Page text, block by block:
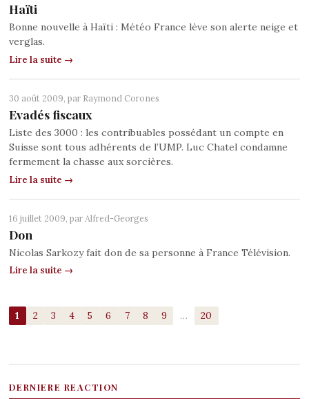
Haïti
Bonne nouvelle à Haïti : Météo France lève son alerte neige et
verglas.
Lire la suite →
30 août 2009, par Raymond Corones
Evadés fiscaux
Liste des 3000 : les contribuables possédant un compte en
Suisse sont tous adhérents de l’UMP. Luc Chatel condamne
fermement la chasse aux sorcières.
Lire la suite →
16 juillet 2009, par Alfred-Georges
Don
Nicolas Sarkozy fait don de sa personne à France Télévision.
Lire la suite →
1 2 3 4 5 6 7 8 9 … 20
DERNIERE REACTION